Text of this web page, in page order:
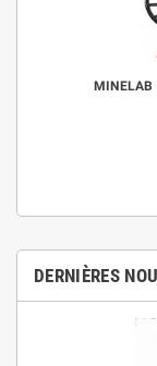
MINELAB
DERNIÈRES